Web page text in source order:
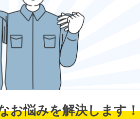
お悩みを解決します！